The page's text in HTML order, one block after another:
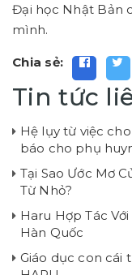
Đại học Nhật Bản
mình.
Chia sẻ:
Tin tức
Hệ lụy từ việc
báo cho phụ
Tại Sao Ước Mơ
Từ Nhỏ?
Haru Hợp Tác
Hàn Quốc
Giáo dục con cái